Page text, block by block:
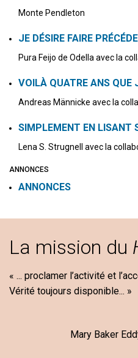
Monte Pendleton
JE DÉSIRE FAIRE
Pura Feijo de Odella avec la
VOILÀ QUATRE ANS QUE
Andreas Männicke avec la
SIMPLEMENT EN LISANT
Lena S. Strugnell avec la
ANNONCES
ANNONCES
La mission du
« ... proclamer l’activité et
Vérité toujours disponible... »
Mary Baker